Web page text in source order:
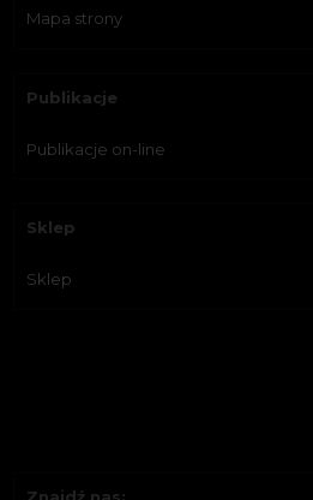
Mapa strony
Publikacje
Publikacje on-line
Sklep
Sklep
Znajdź nas: